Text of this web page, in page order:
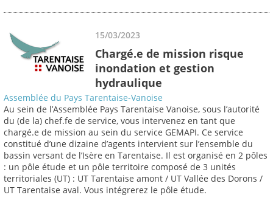
15/03/2023
Chargé.e de mission risque
inondation et gestion
hydraulique
Assemblée du Pays Tarentaise-Vanoise
Au sein de l’Assemblée Pays Tarentaise Vanoise, sous l’autorité
du (de la) chef.fe de service, vous intervenez en tant que
chargé.e de mission au sein du service GEMAPI. Ce service
constitué d’une dizaine d’agents intervient sur l’ensemble du
bassin versant de l’Isère en Tarentaise. Il est organisé en 2 pôles
: un pôle étude et un pôle territoire composé de 3 unités
territoriales (UT) : UT Tarentaise amont / UT Vallée des Dorons /
UT Tarentaise aval. Vous intégrerez le pôle étude.